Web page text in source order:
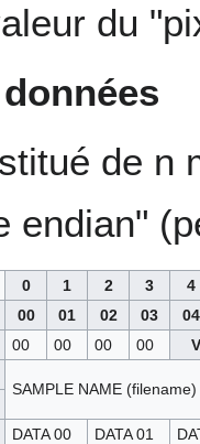
du
de n
endian"
0 1 2 3
4
00 01 02 03
04
00 00 00 00
SAMPLE NAME
DATA 00 DATA 01